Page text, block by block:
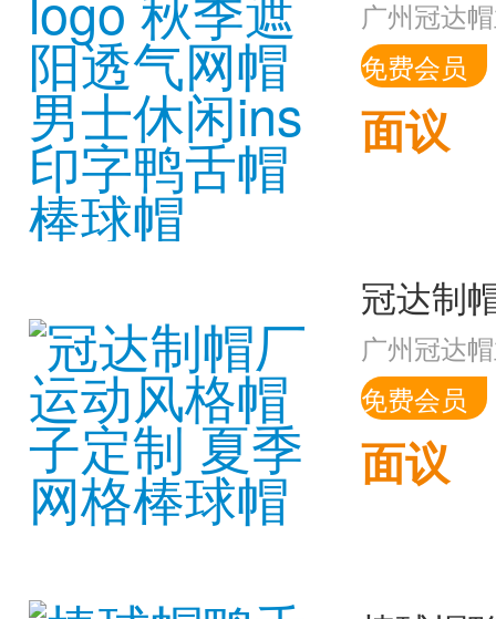
广州冠达
免费会员
面议
广州冠达
免费会员
面议